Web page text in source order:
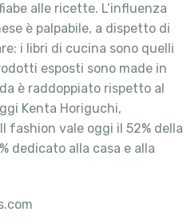
alle ricette. L’influenza
è palpabile, a dispetto di
i libri di cucina sono quelli
esposti sono made in
è raddoppiato rispetto al
Kenta Horiguchi,
fashion vale oggi il 52% della
dedicato alla casa e alla